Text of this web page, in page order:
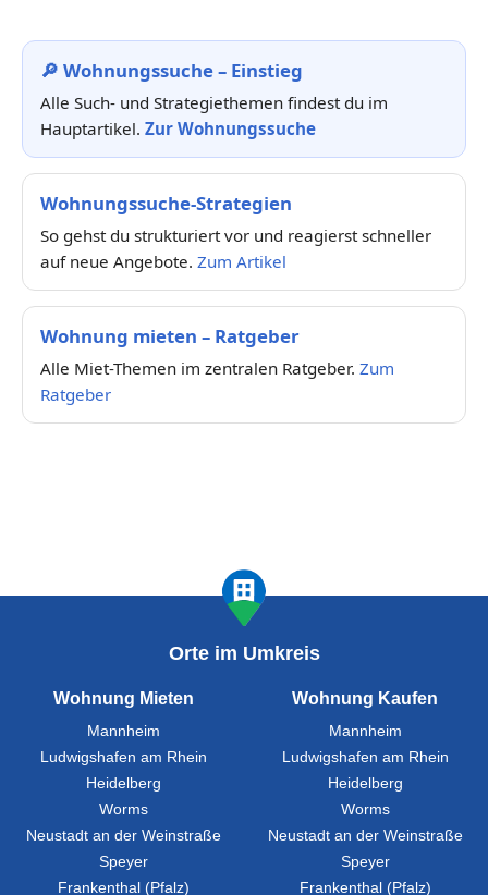
🔎 Wohnungssuche – Einstieg
Alle Such- und Strategiethemen findest du im
Hauptartikel. Zur Wohnungssuche
Wohnungssuche-Strategien
So gehst du strukturiert vor und reagierst schneller
auf neue Angebote. Zum Artikel
Wohnung mieten – Ratgeber
Alle Miet-Themen im zentralen Ratgeber. Zum
Ratgeber
Orte im Umkreis
Wohnung Mieten
Mannheim
Ludwigshafen am Rhein
Heidelberg
Worms
Neustadt an der Weinstraße
Speyer
Frankenthal (Pfalz)
Wohnung Kaufen
Mannheim
Ludwigshafen am Rhein
Heidelberg
Worms
Neustadt an der Weinstraße
Speyer
Frankenthal (Pfalz)